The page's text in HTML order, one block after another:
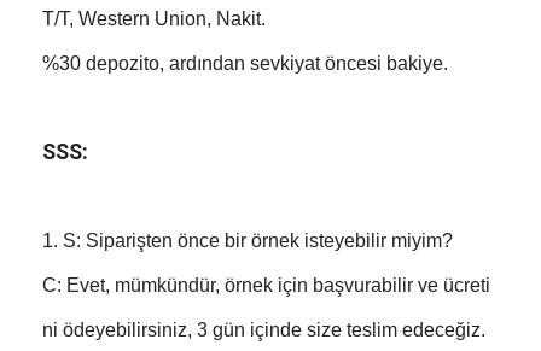
T/T, Western Union, Nakit.
%30 depozito, ardından sevkiyat öncesi bakiye.
SSS:
1. S: Siparişten önce bir örnek isteyebilir miyim?
C: Evet, mümkündür, örnek için başvurabilir ve ücreti
ni ödeyebilirsiniz, 3 gün içinde size teslim edeceğiz.